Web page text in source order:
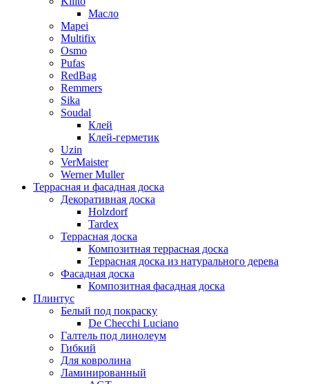
Масло
Mapei
Multifix
Osmo
Pufas
RedBag
Remmers
Sika
Soudal
Клей
Клей-герметик
Uzin
VerMaister
Werner Muller
Террасная и фасадная доска
Декоративная доска
Holzdorf
Tardex
Террасная доска
Композитная террасная доска
Террасная доска из натурального дерева
Фасадная доска
Композитная фасадная доска
Плинтус
Белый под покраску
De Checchi Luciano
Галтель под линолеум
Гибкий
Для ковролина
Ламинированный